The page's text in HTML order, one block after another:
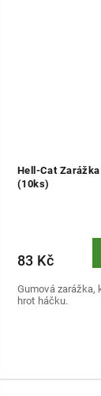
Hell-Cat
(10ks)
83 Kč
Gumová zarážka,
hrot háčku.